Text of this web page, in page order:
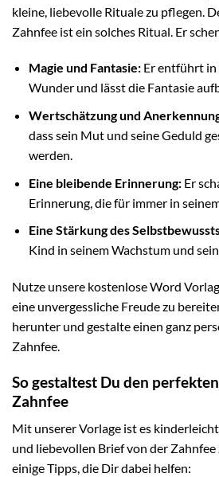
kleine, liebevolle Rituale zu pflegen.
Zahnfee ist ein solches Ritual. Er
Magie und Fantasie:Er entführt in
Wunder und lässt die Fantasie
Wertschätzung und
dass sein Mut und seine Geduld
werden.
Eine bleibende Erinnerung:Er
Erinnerung, die für immer in
Eine Stärkung des
Kind in seinem Wachstum und
Nutze unsere kostenlose Word
eine unvergessliche Freude zu
herunter und gestalte einen ganz
Zahnfee.
So gestaltest Du den
Zahnfee
Mit unserer Vorlage ist es
und liebevollen Brief von der
einige Tipps, die Dir dabei helfen: